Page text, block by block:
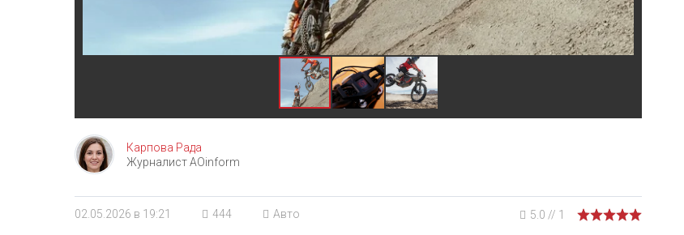
Карпова Рада
Журналист AOinform
02.05.2026 в 19:21 444 Авто 5.0 // 1